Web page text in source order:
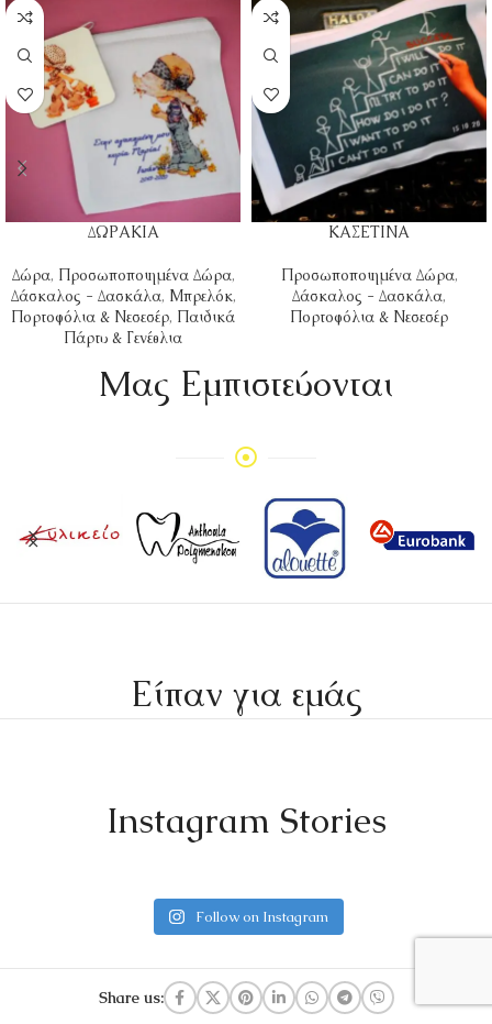
ΔΩΡΑΚΙΑ
Δώρα, Προσωποποιημένα Δώρα,
Δάσκαλος - Δασκάλα, Μπρελόκ,
Πορτοφόλια & Νεσεσέρ, Παιδικά
Πάρτυ & Γενέθλια
ΚΑΣΕΤΙΝΑ
Προσωποποιημένα Δώρα,
Δάσκαλος - Δασκάλα,
Πορτοφόλια & Νεσεσέρ
Mας Εμπιστεύονται
Είπαν για εμάς
Instagram Stories
Follow on Instagram
Share us: